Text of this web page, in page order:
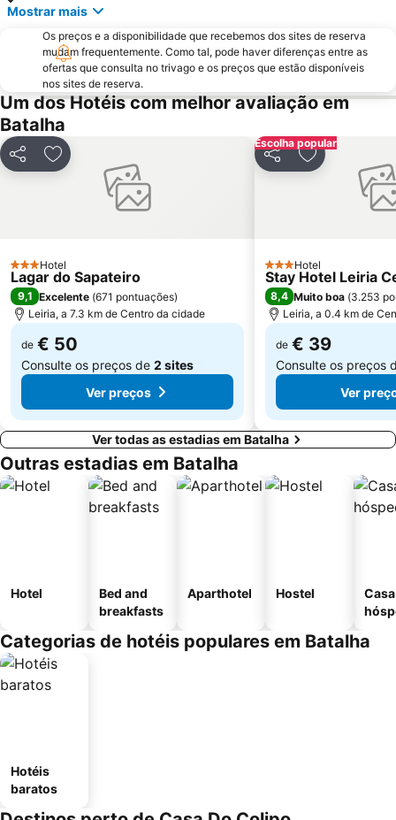
Castelo de Almourol
Museu da Fábrica de Cimento Maceira-Lis
Praia da Costa de Lavos
Igreja Paroquial de Pataias
Praia de Pedra do Ouro
Praia Norte
Praia do Bom Sucesso
Quinta Pedagógica do Cuco
Praia da Leirosa
Parque Vale do Ribeiro de São Pedro de Moel
Estação de Caminhos de Ferro do Entroncamento
Mosteiro da Batalha
Estação comboios de Leiria
Monumento ao Peregrino em Fátima
Pelourinho de Alfeizerão
Complexo Desportivo Municipal de Tomar
Lagoa da Ervideira
Portas do Sol e o Núcleo Alcáçova
Forno Medieval de Avelar
Estação Ferroviária de Caldas da Rainha
Mostrar mais
Os preços e a disponibilidade que recebemos dos sites de reserva
mudam frequentemente. Como tal, pode haver diferenças entre as
ofertas que consulta no trivago e os preços que estão disponíveis
nos sites de reserva.
Um dos Hotéis com melhor avaliação em
Batalha
PartilharAdicionar aos favoritos
3 Estrelas
Hotel
Lagar do Sapateiro
9,1 Excelente (671 pontuações)
Leiria, a 7.3 km de Centro da cidade
de € 50
Consulte os preços de 2 sites
Ver preços
Escolha popular
PartilharAdicionar
3 Estrelas
Hotel
Stay Hotel Leiria
8,4 Muito boa (3.253
Leiria, a 0.4 km de
de € 39
Consulte os preços
Ver
Ver todas as estadias em Batalha
Outras estadias em Batalha
Hotel
Bed and
breakfasts
Aparthotel Hostel
Categorias de hotéis populares em Batalha
Hotéis
baratos